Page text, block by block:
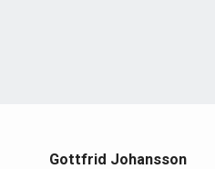
Gottfrid Johansson